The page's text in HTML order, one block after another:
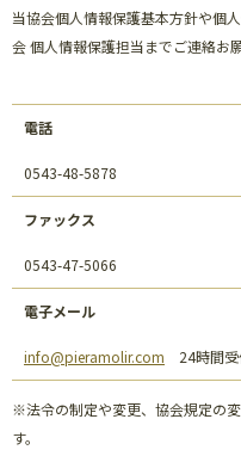
当協会個人情報保護基本方針や個
会 個人情報保護担当までご連絡お
電話
0543-48-5878
ファックス
0543-47-5066
電子メール
info@pieramolir.com 24時間受
※法令の制定や変更、協会規定の
す。